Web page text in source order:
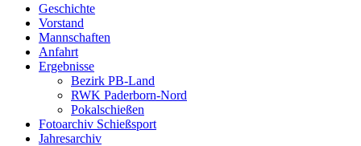
Geschichte
Vorstand
Mannschaften
Anfahrt
Ergebnisse
Bezirk PB-Land
RWK Paderborn-Nord
Pokalschießen
Fotoarchiv Schießsport
Jahresarchiv